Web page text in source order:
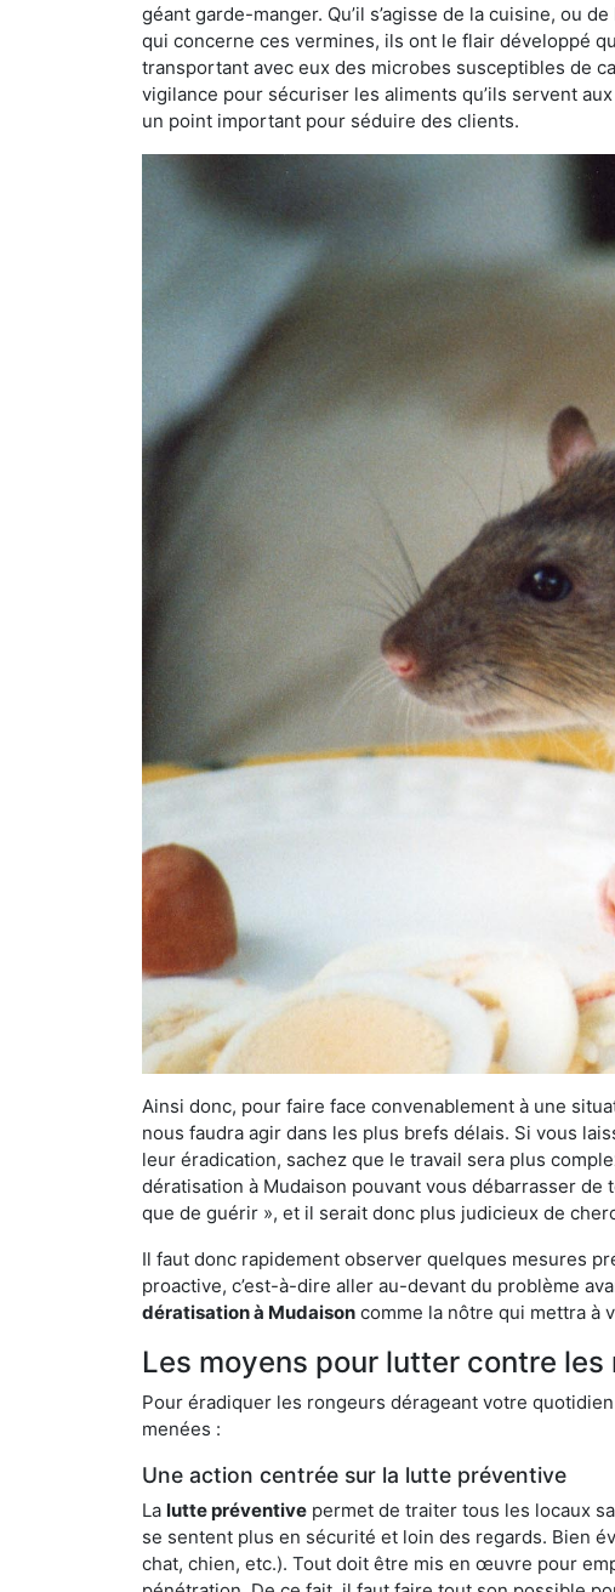
géant garde-manger. Qu’il s’agisse de la cuisine, ou
qui concerne ces vermines, ils ont le flair développé
transportant avec eux des microbes susceptibles de
vigilance pour sécuriser les aliments qu’ils servent
un point important pour séduire des clients.
Ainsi donc, pour faire face convenablement à une
nous faudra agir dans les plus brefs délais. Si vous
leur éradication, sachez que le travail sera plus
dératisation à Mudaison pouvant vous débarrasser
que de guérir », et il serait donc plus judicieux de
Il faut donc rapidement observer quelques mesures
proactive, c’est-à-dire aller au-devant du problème
dératisation à Mudaison comme la nôtre qui mettra à
Les moyens pour lutter contre
Pour éradiquer les rongeurs dérageant votre
menées :
Une action centrée sur la lutte préventive
La lutte préventive permet de traiter tous les locaux
se sentent plus en sécurité et loin des regards. Bien
chat, chien, etc.). Tout doit être mis en œuvre pour